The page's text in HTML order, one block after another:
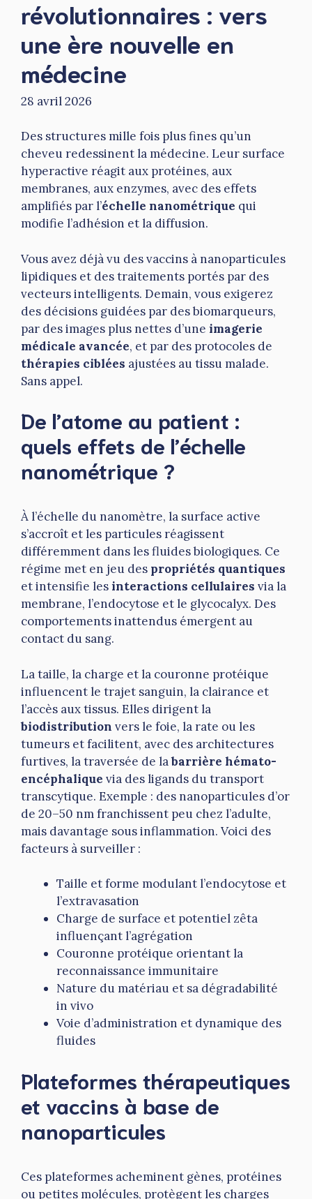
révolutionnaires : vers
une ère nouvelle en
médecine
28 avril 2026
Des structures mille fois plus fines qu’un
cheveu redessinent la médecine. Leur surface
hyperactive réagit aux protéines, aux
membranes, aux enzymes, avec des effets
amplifiés par l’échelle nanométrique qui
modifie l’adhésion et la diffusion.
Vous avez déjà vu des vaccins à nanoparticules
lipidiques et des traitements portés par des
vecteurs intelligents. Demain, vous exigerez
des décisions guidées par des biomarqueurs,
par des images plus nettes d’une imagerie
médicale avancée, et par des protocoles de
thérapies ciblées ajustées au tissu malade.
Sans appel.
De l’atome au patient :
quels effets de l’échelle
nanométrique ?
À l’échelle du nanomètre, la surface active
s’accroît et les particules réagissent
différemment dans les fluides biologiques. Ce
régime met en jeu des propriétés quantiques
et intensifie lesinteractions cellulaires via la
membrane, l’endocytose et le glycocalyx. Des
comportements inattendus émergent au
contact du sang.
La taille, la charge et la couronne protéique
influencent le trajet sanguin, la clairance et
l’accès aux tissus. Elles dirigent la
biodistribution vers le foie, la rate ou les
tumeurs et facilitent, avec des architectures
furtives, la traversée de labarrière hémato-
encéphalique via des ligands du transport
transcytique. Exemple : des nanoparticules d’or
de 20–50 nm franchissent peu chez l’adulte,
mais davantage sous inflammation. Voici des
facteurs à surveiller :
Taille et forme modulant l’endocytose et
l’extravasation
Charge de surface et potentiel zêta
influençant l’agrégation
Couronne protéique orientant la
reconnaissance immunitaire
Nature du matériau et sa dégradabilité
in vivo
Voie d’administration et dynamique des
fluides
Plateformes thérapeutiques
et vaccins à base de
nanoparticules
Ces plateformes acheminent gènes, protéines
ou petites molécules, protègent les charges